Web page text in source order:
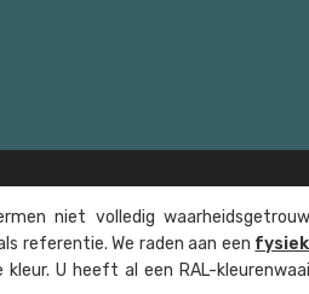
niet volledig
referentie. We raden aan een
U heeft al een RAL-
Kambier BV